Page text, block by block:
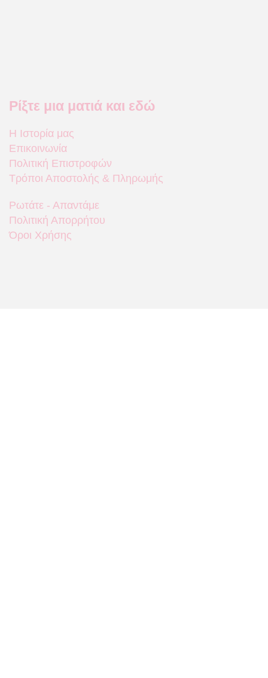
Ρίξτε μια ματιά και εδώ
Η Ιστορία μας
Επικοινωνία
Πολιτική Επιστροφών
Τρόποι Αποστολής & Πληρωμής
Ρωτάτε - Απαντάμε
Πολιτική Απορρήτου
Όροι Χρήσης